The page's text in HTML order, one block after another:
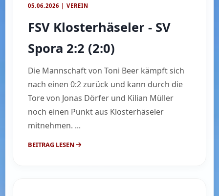
05.06.2026 | VEREIN
FSV Klosterhäseler - SV
Spora 2:2 (2:0)
Die Mannschaft von Toni Beer kämpft sich
nach einen 0:2 zurück und kann durch die
Tore von Jonas Dörfer und Kilian Müller
noch einen Punkt aus Klosterhäseler
mitnehmen. ...
BEITRAG LESEN